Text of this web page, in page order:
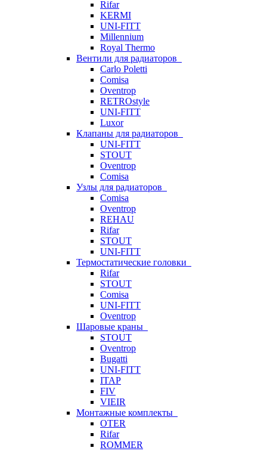
Rifar
KERMI
UNI-FITT
Millennium
Royal Thermo
Вентили для радиаторов
Carlo Poletti
Comisa
Oventrop
RETROstyle
UNI-FITT
Luxor
Клапаны для радиаторов
UNI-FITT
STOUT
Oventrop
Comisa
Узлы для радиаторов
Comisa
Oventrop
REHAU
Rifar
STOUT
UNI-FITT
Термостатические головки
Rifar
STOUT
Comisa
UNI-FITT
Oventrop
Шаровые краны
STOUT
Oventrop
Bugatti
UNI-FITT
ITAP
FIV
VIEIR
Монтажные комплекты
OTER
Rifar
ROMMER